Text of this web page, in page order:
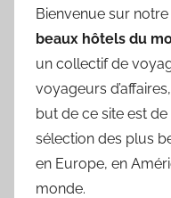
Bienvenue sur
beaux hôtels du
un collectif de
voyageurs
but de ce site est
sélection des plus
en Europe, en
monde.